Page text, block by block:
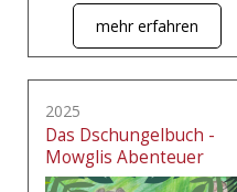
mehr erfahren
2025
Das Dschungelbuch -
Mowglis Abenteuer